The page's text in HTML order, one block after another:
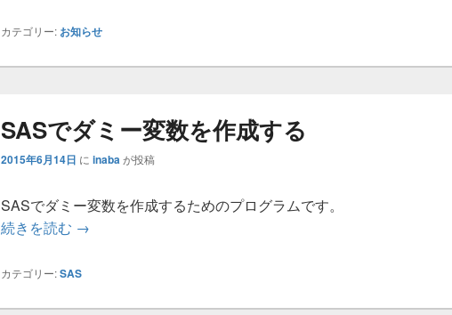
カテゴリー: お知らせ
SASでダミー変数を作成する
2015年6月14日 に inabaが投稿
SASでダミー変数を作成するためのプログラムです。
続きを読む SASでダミー変数を作成する
→
カテゴリー:SAS